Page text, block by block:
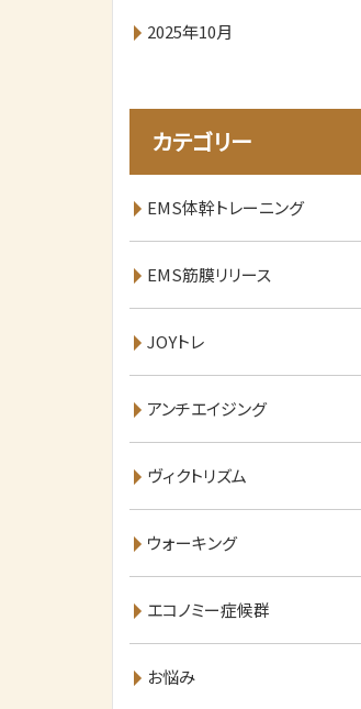
2025年10月
カテゴリー
EMS体幹トレーニング
EMS筋膜リリース
JOYトレ
アンチエイジング
ヴィクトリズム
ウォーキング
エコノミー症候群
お悩み